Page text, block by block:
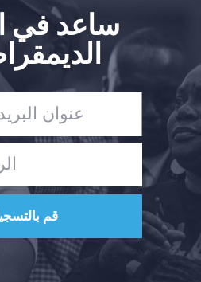
ساعد في